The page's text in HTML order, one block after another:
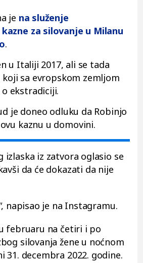
je na služenje
za silovanje u Milanu
.
u Italiji 2017, ali se tada
koji sa evropskom zemljom
ekstradiciji.
je doneo odluku da Robinjo
kaznu u domovini.
izlaska iz zatvora oglasio se
da će dokazati da nije
, napisao je na Instagramu.
februaru na četiri i po
silovanja žene u noćnom
31. decembra 2022. godine.